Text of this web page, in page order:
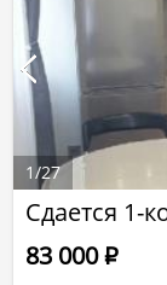
Сдается 1-
83 000Р
1/27